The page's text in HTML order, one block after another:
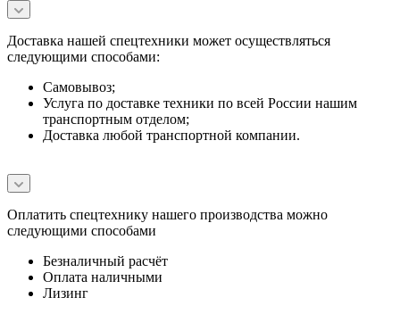
Доставка нашей спецтехники может осуществляться
следующими способами:
Самовывоз;
Услуга по доставке техники по всей России нашим
транспортным отделом;
Доставка любой транспортной компании.
Оплатить спецтехнику нашего производства можно
следующими способами
Безналичный расчёт
Оплата наличными
Лизинг